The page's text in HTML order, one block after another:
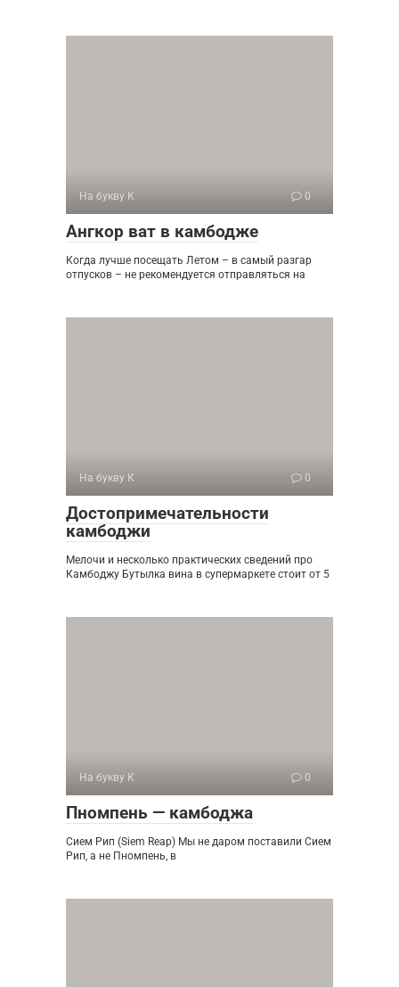
На букву К 0
Ангкор ват в камбодже
Когда лучше посещать Летом – в самый разгар
отпусков – не рекомендуется отправляться на
На букву К 0
Достопримечательности
камбоджи
Мелочи и несколько практических сведений про
Камбоджу Бутылка вина в супермаркете стоит от 5
На букву К 0
Пномпень — камбоджа
Сием Рип (Siem Reap) Мы не даром поставили Сием
Рип, а не Пномпень, в